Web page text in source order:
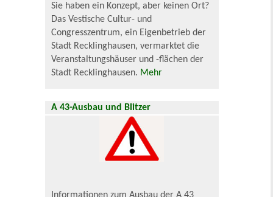
Sie haben ein Konzept, aber keinen Ort?
Das Vestische Cultur- und
Congresszentrum, ein Eigenbetrieb der
Stadt Recklinghausen, vermarktet die
Veranstaltungshäuser und -flächen der
Stadt Recklinghausen. Mehr
A 43-Ausbau und Blitzer